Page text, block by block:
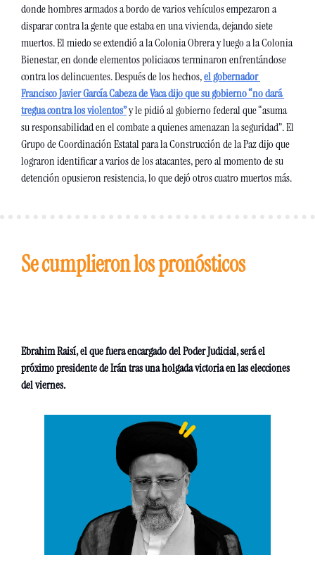
donde hombres armados a bordo de varios vehículos empezaron a
disparar contra la gente que estaba en una vivienda, dejando siete
muertos. El miedo se extendió a la Colonia Obrera y luego a la Colonia
Bienestar, en donde elementos policiacos terminaron enfrentándose
contra los delincuentes. Después de los hechos, el gobernador
Francisco Javier García Cabeza de Vaca dijo que su gobierno “no dará
tregua contra los violentos” y le pidió al gobierno federal que “asuma
su responsabilidad en el combate a quienes amenazan la seguridad”. El
Grupo de Coordinación Estatal para la Construcción de la Paz dijo que
lograron identificar a varios de los atacantes, pero al momento de su
detención opusieron resistencia, lo que dejó otros cuatro muertos más.
Se cumplieron los pronósticos
Ebrahim Raisí, el que fuera encargado del Poder Judicial, será el
próximo presidente de Irán tras una holgada victoria en las elecciones
del viernes.